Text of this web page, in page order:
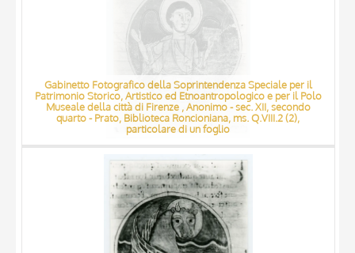
Gabinetto Fotografico della Soprintendenza Speciale per il
Patrimonio Storico, Artistico ed Etnoantropologico e per il Polo
Museale della città di Firenze , Anonimo - sec. XII, secondo
quarto - Prato, Biblioteca Roncioniana, ms. Q.VIII.2 (2),
particolare di un foglio